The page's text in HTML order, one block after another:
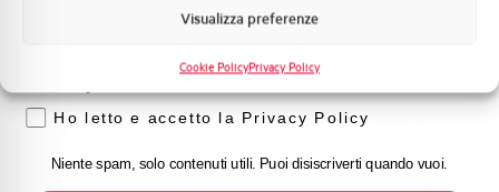
Visualizza preferenze
Cookie PolicyPrivacy Policy
Temperatura di impiego
Temperatura di stoccaggio -40/+70 °C
Voglio ricevere aggiornamenti, novità di
Ho letto e accetto la Privacy Policy
Niente spam, solo contenuti utili. Puoi disiscriverti quando vuoi.